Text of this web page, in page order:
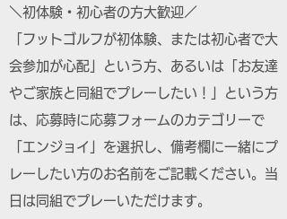
＼初体験・初心者の方大歓迎／
「フットゴルフが初体験、または初心者で大
会参加が心配」という方、あるいは「お友達
やご家族と同組でプレーしたい！」という方
は、応募時に応募フォームのカテゴリーで
「エンジョイ」を選択し、備考欄に一緒にプ
レーしたい方のお名前をご記載ください。当
日は同組でプレーいただけます。